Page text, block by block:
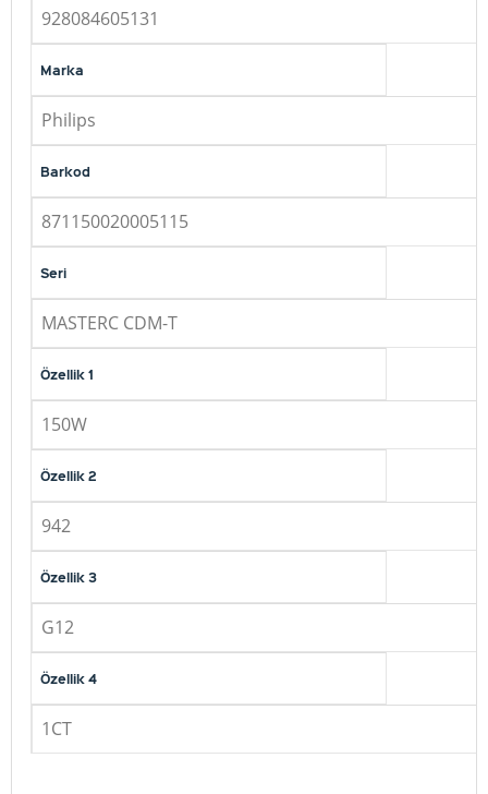
928084605131
Marka
Philips
Barkod
871150020005115
Seri
MASTERC CDM-T
Özellik 1
150W
Özellik 2
942
Özellik 3
G12
Özellik 4
1CT